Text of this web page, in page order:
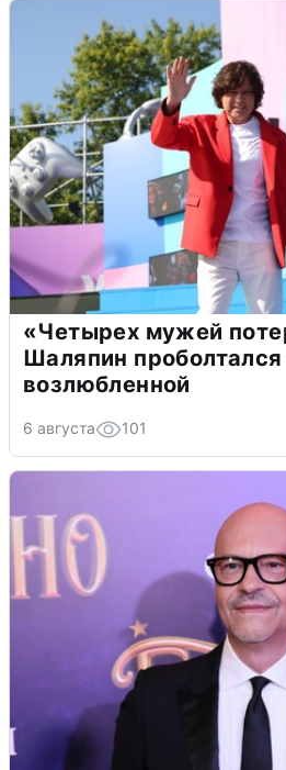
«Четырех мужей
Шаляпин проболтался
возлюбленной
6 августа 101